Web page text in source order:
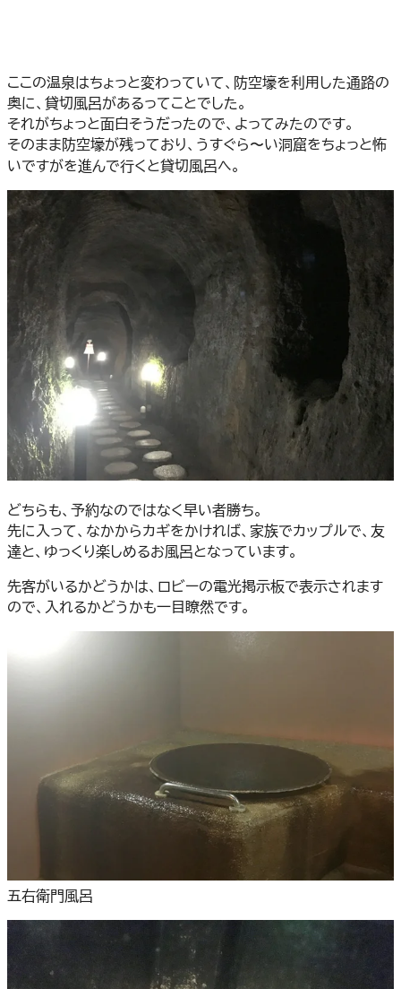
ここの温泉はちょっと変わっていて、防空壕を利用した通路の
奥に、貸切風呂があるってことでした。
それがちょっと面白そうだったので、よってみたのです。
そのまま防空壕が残っており、うすぐら〜い洞窟をちょっと怖
いですがを進んで行くと貸切風呂へ。
どちらも、予約なのではなく早い者勝ち。
先に入って、なかからカギをかければ、家族でカップルで、友
達と、ゆっくり楽しめるお風呂となっています。
先客がいるかどうかは、ロビーの電光掲示板で表示されます
ので、入れるかどうかも一目瞭然です。
五右衛門風呂